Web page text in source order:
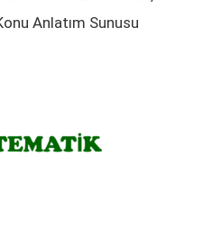
Anlatım Sunusu